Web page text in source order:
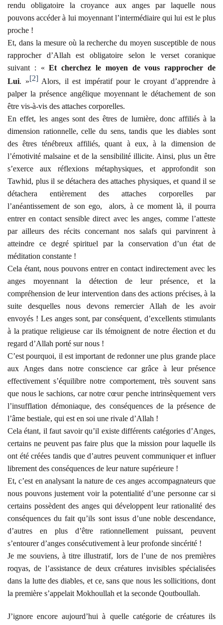
rendu obligatoire la croyance aux anges par laquelle nous
pouvons accéder à lui moyennant l’intermédiaire qui lui est le plus
proche !
Et, dans la mesure où la recherche du moyen susceptible de nous
rapprocher d’Allah est obligatoire selon le verset coranique
suivant : «Et cherchez le moyen de vous rapprocher de
Lui. »[2]Alors, il est impératif pour le croyant d’apprendre à
palper la présence angélique moyennant le détachement de son
être vis-à-vis des attaches corporelles.
En effet, les anges sont des êtres de lumière, donc affiliés à la
dimension rationnelle, celle du sens, tandis que les diables sont
des êtres ténébreux affiliés, quant à eux, à la dimension de
l’émotivité malsaine et de la sensibilité illicite. Ainsi, plus un être
s’exerce aux réflexions métaphysiques, et approfondit son
Tawhid, plus il se détachera des attaches physiques, et quand il se
détachera entièrement des attaches corporelles par
l’anéantissement de son ego, alors, à ce moment là, il pourra
entrer en contact sensible direct avec les anges, comme l’atteste
par ailleurs des récits concernant nos salafs qui parvinrent à
atteindre ce degré spirituel par la conservation d’un état de
méditation constante !
Cela étant, nous pouvons entrer en contact indirectement avec les
anges moyennant la détection de leur présence, et la
compréhension de leur intervention dans des actions précises, à la
suite desquelles nous devons remercier Allah de les avoir
envoyés ! Les anges sont, par conséquent, d’excellents stimulants
à la pratique religieuse car ils témoignent de notre élection et du
regard d’Allah porté sur nous !
C’est pourquoi, il est important de redonner une plus grande place
aux Anges dans notre conscience car grâce à leur présence
effectivement s’équilibre notre comportement, très souvent sans
que nous le sachions, car notre cœur penche intrinsèquement vers
l’insufflation démoniaque, des conséquences de la présence de
l’âme bestiale, qui est en soi une rivale d’Allah !
Cela étant, il faut savoir qu’il existe différents catégories d’Anges,
certains ne peuvent pas faire plus que la mission pour laquelle ils
ont été créées tandis que d’autres peuvent communiquer et influer
librement des conséquences de leur nature supérieure !
Et, c’est en analysant la nature de ces anges accompagnateurs que
nous pouvons justement voir la potentialité d’une personne car si
certains possèdent des anges qui développent leur rationalité des
conséquences du fait qu’ils sont issus d’une noble descendance,
d’autres en plus d’être rationnellement puissant, peuvent
s’entourer d’anges consécutivement à leur profonde sincérité !
Je me souviens, à titre illustratif, lors de l’une de nos premières
roqyas, de l’assistance de deux créatures invisibles spécialisées
dans la lutte des diables, et ce, sans que nous les sollicitions, dont
la première s’appelait Mokhoullah et la seconde Qoutboullah.
J’ignore encore aujourd’hui à quelle catégorie de créatures ils